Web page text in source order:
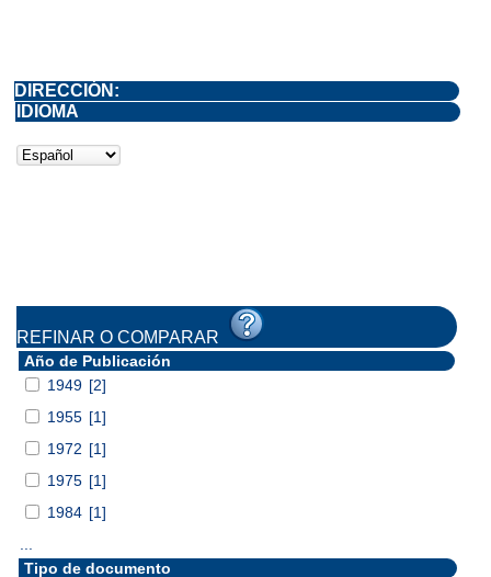
DIRECCIÓN:
IDIOMA
REFINAR O COMPARAR
Año de Publicación
1949 [2]
1955 [1]
1972 [1]
1975 [1]
1984 [1]
Tipo de documento